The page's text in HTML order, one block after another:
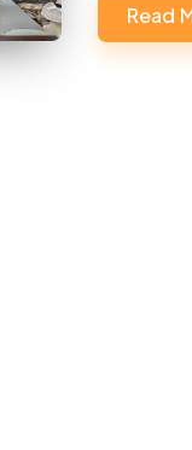
Read